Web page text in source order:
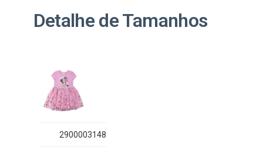
Detalhe de Tamanhos
2900003148